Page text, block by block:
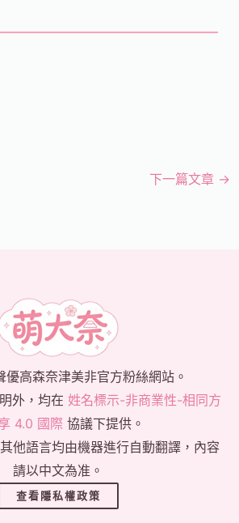
下一篇文章 →
優高森奈津美非官方粉絲網站。
外，均在 姓名標示-非商業性-相同方
4.0 國際 協議下提供。
他語言均由機器進行自動翻譯，內容
請以中文為准。
查看隱私權政策